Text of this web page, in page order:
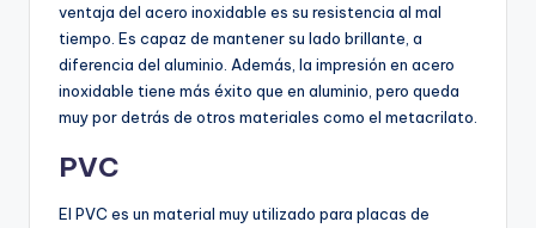
ventaja del acero inoxidable es su resistencia al mal
tiempo. Es capaz de mantener su lado brillante, a
diferencia del aluminio. Además, la impresión en acero
inoxidable tiene más éxito que en aluminio, pero queda
muy por detrás de otros materiales como el metacrilato.
PVC
El PVC es un material muy utilizado para placas de